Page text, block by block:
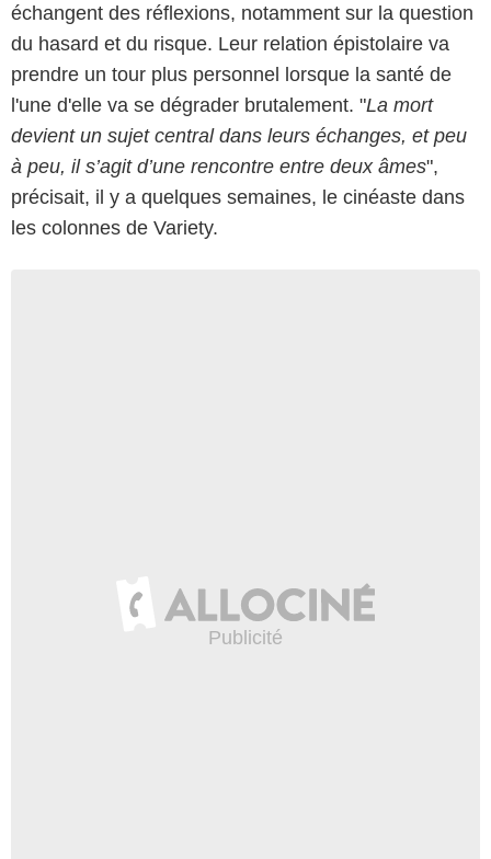
échangent des réflexions, notamment sur la question
du hasard et du risque. Leur relation épistolaire va
prendre un tour plus personnel lorsque la santé de
l'une d'elle va se dégrader brutalement. "La mort
devient un sujet central dans leurs échanges, et peu
à peu, il s’agit d’une rencontre entre deux âmes",
précisait, il y a quelques semaines, le cinéaste dans
les colonnes de Variety.